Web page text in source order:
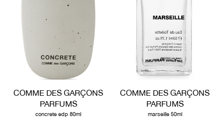
COMME DES GARÇONS
PARFUMS
concrete edp 80ml
COMME DES GARÇONS
PARFUMS
marseille 50ml